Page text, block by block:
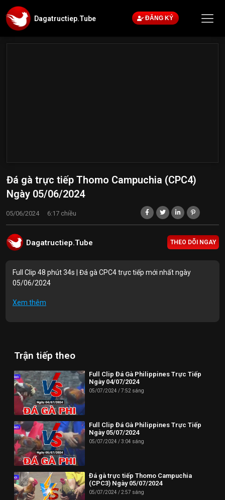
Dagatructiep.Tube ĐĂNG KÝ
Đá gà trực tiếp Thomo Campuchia (CPC4)
Ngày 05/06/2024
05/06/2024 6:17 chiều
Dagatructiep.Tube THEO DÕI NGAY
Full Clip 48 phút 34s | Đá gà CPC4 trực tiếp mới nhất ngày
05/06/2024
Mục lục Video:
17:32 | Trận 3: A.Tân Inox 3250g vs A.Hữu 3000g
26:41 | Trận 4: A.Tân T.Giang 2900g vs A.Tuấn Kiệt 2850g
35:28 | Trận 5: A.AZ888 2680g vs A.Cường B.Tre 2650g
Thông tin liên hệ:
Website: https://dagatructiep.tube/
Email:info@dagatructiep.tube
Phone: (024) 62730234
Địa chỉ: HUD3 Tower, 121-123 Đ. Tô Hiệu, P. Nguyễn Trãi, Hà
Đông, Hà Nội 100000, Việt Nam
Xem thêm
Trận tiếp theo
Full Clip Đá Gà Philippines Trực Tiếp
Ngày 04/07/2024
05/07/2024 7:52 sáng
Full Clip Đá Gà Philippines Trực Tiếp
Ngày 05/07/2024
05/07/2024 3:04 sáng
Đá gà trực tiếp Thomo Campuchia
(CPC3) Ngày 05/07/2024
05/07/2024 2:57 sáng